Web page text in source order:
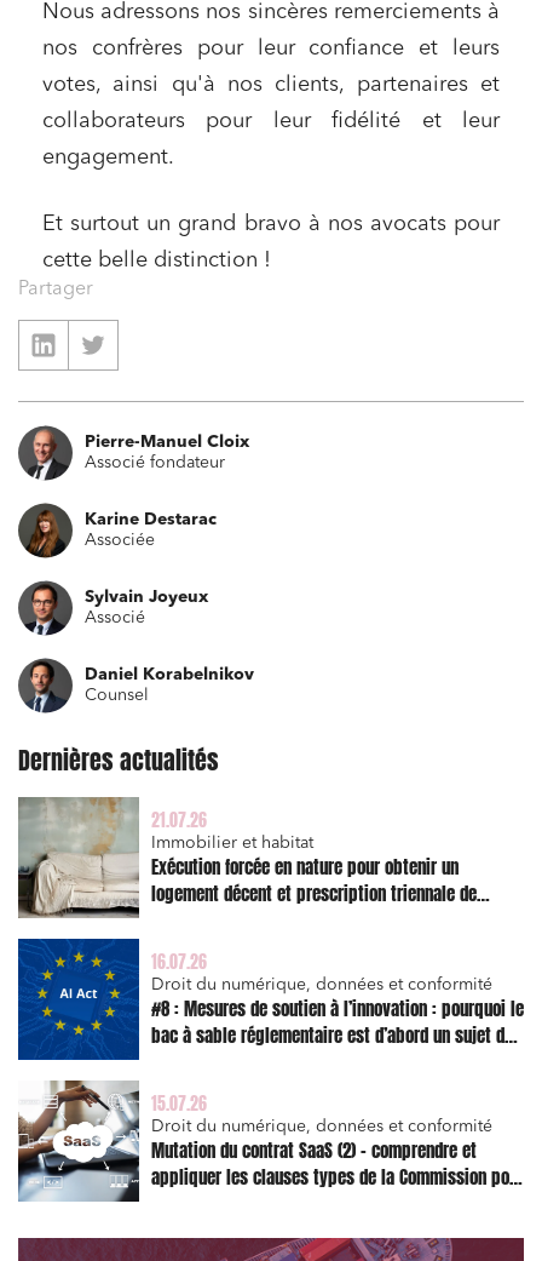
Nous adressons nos sincères remerciements à
nos confrères pour leur confiance et leurs
votes, ainsi qu'à nos clients, partenaires et
collaborateurs pour leur fidélité et leur
engagement.
Et surtout un grand bravo à nos avocats pour
cette belle distinction !
Partager
Pierre-Manuel Cloix
Associé fondateur
Karine Destarac
Associée
Sylvain Joyeux
Associé
Daniel Korabelnikov
Counsel
Dernières actualités
21.07.26
Immobilier et habitat
Exécution forcée en nature pour obtenir un
logement décent et prescription triennale de
16.07.26
Droit du numérique, données et conformité
#8 : Mesures de soutien à l’innovation : pourquoi le
bac à sable réglementaire est d’abord un sujet de
15.07.26
Droit du numérique, données et conformité
Mutation du contrat SaaS (2) – comprendre et
appliquer les clauses types de la Commission pour
Relations commerciales et contrats
Associations et acteurs de l’économie sociale et
solidaire
Media et édition
Immobilier et habitat
Entreprises du numérique